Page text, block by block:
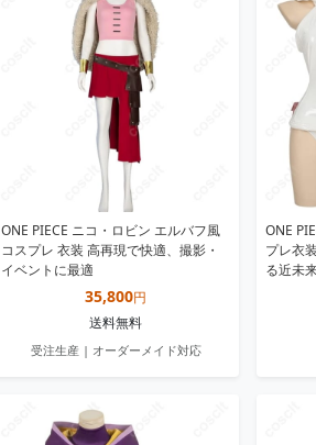
ONE PIECE ニコ・ロビン エルバフ風
コスプレ 衣装 高再現で快適、撮影・
イベントに最適
35,800円
送料無料
受注生産 | オーダーメイド対応
ONE
プレ衣
る近未